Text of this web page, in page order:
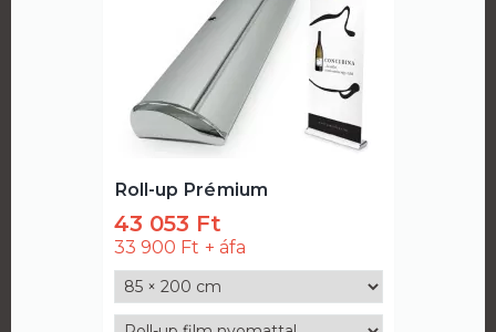
Roll-up Prémium
43 053 Ft
33 900 Ft